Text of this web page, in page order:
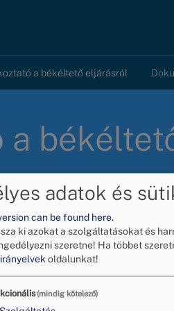
a békéltető eljárásról
a
29. után indított ügyekben (80
29. előtt indított ügyekben
adatok és
can be found here.
ki azokat a szolgáltatásokat és
szeretne! Ha többet
oldalunkat!
(mindig kötelező)